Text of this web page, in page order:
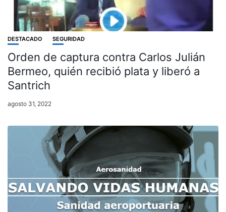
DESTACADO SEGURIDAD
Orden de captura contra Carlos Julián
Bermeo, quién recibió plata y liberó a
Santrich
agosto 31, 2022